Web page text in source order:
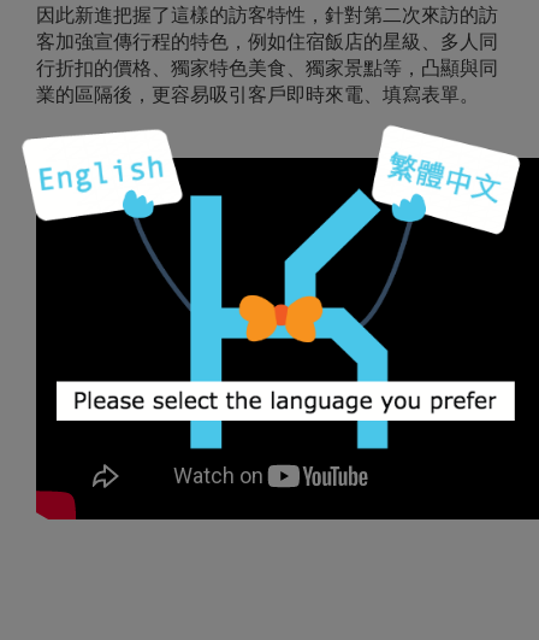
因此新進把握了這樣的訪客特性，針對第二次來訪的訪
客加強宣傳行程的特色，例如住宿飯店的星級、多人同
行折扣的價格、獨家特色美食、獨家景點等，凸顯與同
業的區隔後，更容易吸引客戶即時來電、填寫表單。